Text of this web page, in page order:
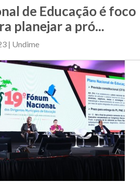
de Educação é foco
planejar a pró...
| Undime